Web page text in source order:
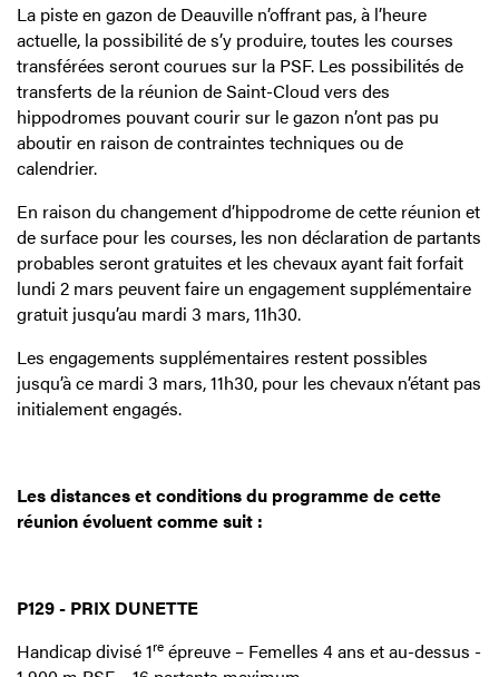
La piste en gazon de Deauville n’offrant pas, à l’heure
actuelle, la possibilité de s’y produire, toutes les courses
transférées seront courues sur la PSF. Les possibilités de
transferts de la réunion de Saint-Cloud vers des
hippodromes pouvant courir sur le gazon n’ont pas pu
aboutir en raison de contraintes techniques ou de
calendrier.
En raison du changement d’hippodrome de cette réunion et
de surface pour les courses, les non déclaration de partants
probables seront gratuites et les chevaux ayant fait forfait
lundi 2 mars peuvent faire un engagement supplémentaire
gratuit jusqu’au mardi 3 mars, 11h30.
Les engagements supplémentaires restent possibles
jusqu’à ce mardi 3 mars, 11h30, pour les chevaux n’étant pas
initialement engagés.
Les distances et conditions du programme de cette
réunion évoluent comme suit :
P129 - PRIX DUNETTE
Handicap divisé 1re épreuve – Femelles 4 ans et au-dessus -